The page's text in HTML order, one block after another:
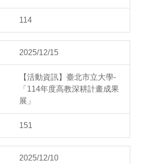
114
2025/12/15
【活動資訊】臺北市立大學-
「114年度高教深耕計畫成果
展」
151
2025/12/10